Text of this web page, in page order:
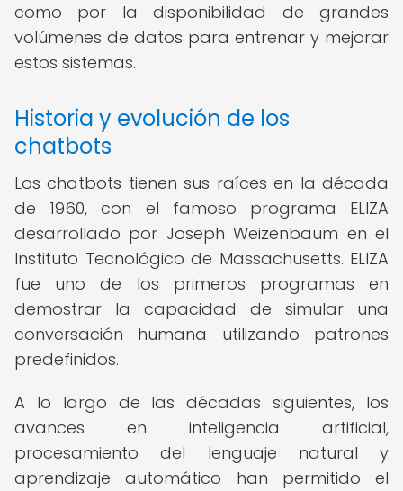
como por la disponibilidad de grandes
volúmenes de datos para entrenar y mejorar
estos sistemas.
Historia y evolución de los
chatbots
Los chatbots tienen sus raíces en la década
de 1960, con el famoso programa ELIZA
desarrollado por Joseph Weizenbaum en el
Instituto Tecnológico de Massachusetts. ELIZA
fue uno de los primeros programas en
demostrar la capacidad de simular una
conversación humana utilizando patrones
predefinidos.
A lo largo de las décadas siguientes, los
avances en inteligencia artificial,
procesamiento del lenguaje natural y
aprendizaje automático han permitido el